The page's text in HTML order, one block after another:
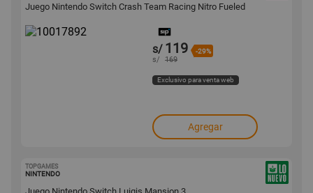
Juego Nintendo Switch Crash Team Racing Nitro Fueled
s/ 119 -29%
s/ 169
Exclusivo para venta web
Agregar
TOPGAMES
NINTENDO